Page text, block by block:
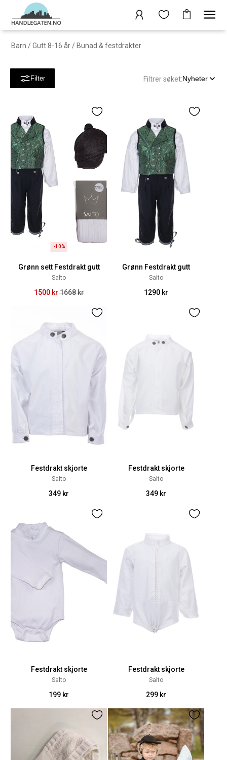
Barn /Gutt 8-16 år / Bunad & festdrakter
Filter Filtrer søket:Nyheter
-10%
Grønn sett Festdrakt gutt
Salto
1500 kr 1668 kr
Grønn Festdrakt gutt
Salto
1290 kr
Festdrakt skjorte
Salto
349 kr
Festdrakt skjorte
Salto
349 kr
Festdrakt skjorte
Salto
199 kr
Festdrakt skjorte
Salto
299 kr